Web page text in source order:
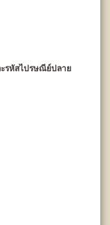
รหัสไปรษณีย์ปลาย